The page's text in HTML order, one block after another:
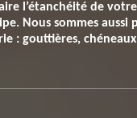
l’étanchéité de
Nous sommes aussi
: gouttières,